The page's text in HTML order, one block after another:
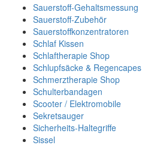
Sauerstoff-Gehaltsmessung
Sauerstoff-Zubehör
Sauerstoffkonzentratoren
Schlaf Kissen
Schlaftherapie Shop
Schlupfsäcke & Regencapes
Schmerztherapie Shop
Schulterbandagen
Scooter / Elektromobile
Sekretsauger
Sicherheits-Haltegriffe
Sissel